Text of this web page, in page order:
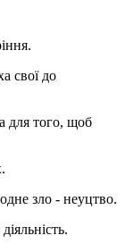
свої до
для того, щоб
зло - неуцтво.